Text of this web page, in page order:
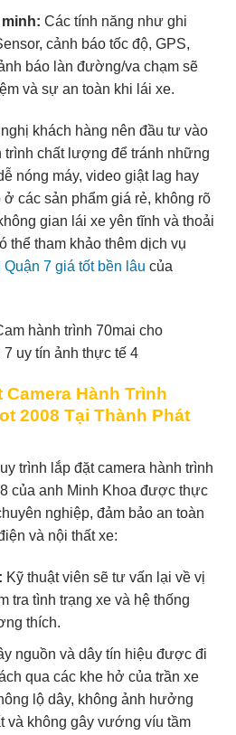
Các tính năng như ghi
cảnh báo tốc độ, GPS,
báo làn đường/va chạm sẽ
và sự an toàn khi lái xe.
khách hàng nên đầu tư vào
trình chất lượng để tránh những
nóng máy, video giật lag hay
các sản phẩm giá rẻ, không rõ
gian lái xe yên tĩnh và thoải
thể tham khảo thêm dịch vụ
7 giá tốt bền lâu của
Hành Trình
2008 Tại Thành Phát
trình lắp đặt camera hành trình
của anh Minh Khoa được thực
nghiệp, đảm bảo an toàn
và nội thất xe:
Kỹ thuật viên sẽ tư vấn lại về vị
tra tình trạng xe và hệ thống
thích.
nguồn và dây tín hiệu được đi
qua các khe hở của trần xe
lộ dây, không ảnh hưởng
và không gây vướng víu tầm